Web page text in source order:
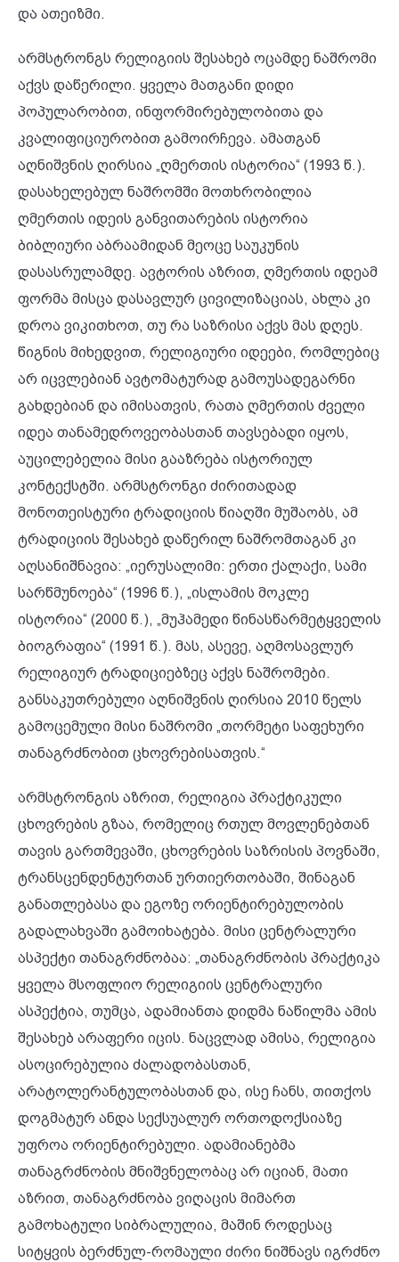
და ათეიზმი.
არმსტრონგს რელიგიის შესახებ ოცამდე ნაშრომი
აქვს დაწერილი. ყველა მათგანი დიდი
პოპულარობით, ინფორმირებულობითა და
კვალიფიციურობით გამოირჩევა. ამათგან
აღნიშვნის ღირსია „ღმერთის ისტორია“ (1993 წ.).
დასახელებულ ნაშრომში მოთხრობილია
ღმერთის იდეის განვითარების ისტორია
ბიბლიური აბრაამიდან მეოცე საუკუნის
დასასრულამდე. ავტორის აზრით, ღმერთის იდეამ
ფორმა მისცა დასავლურ ცივილიზაციას, ახლა კი
დროა ვიკითხოთ, თუ რა საზრისი აქვს მას დღეს.
წიგნის მიხედვით, რელიგიური იდეები, რომლებიც
არ იცვლებიან ავტომატურად გამოუსადეგარნი
გახდებიან და იმისათვის, რათა ღმერთის ძველი
იდეა თანამედროვეობასთან თავსებადი იყოს,
აუცილებელია მისი გააზრება ისტორიულ
კონტექსტში. არმსტრონგი ძირითადად
მონოთეისტური ტრადიციის წიაღში მუშაობს, ამ
ტრადიციის შესახებ დაწერილ ნაშრომთაგან კი
აღსანიშნავია: „იერუსალიმი: ერთი ქალაქი, სამი
სარწმუნოება“ (1996 წ.), „ისლამის მოკლე
ისტორია“ (2000 წ.), „მუჰამედი წინასწარმეტყველის
ბიოგრაფია“ (1991 წ.). მას, ასევე, აღმოსავლურ
რელიგიურ ტრადიციებზეც აქვს ნაშრომები.
განსაკუთრებული აღნიშვნის ღირსია 2010 წელს
გამოცემული მისი ნაშრომი „თორმეტი საფეხური
თანაგრძნობით ცხოვრებისათვის.“
არმსტრონგის აზრით, რელიგია პრაქტიკული
ცხოვრების გზაა, რომელიც რთულ მოვლენებთან
თავის გართმევაში, ცხოვრების საზრისის პოვნაში,
ტრანსცენდენტურთან ურთიერთობაში, შინაგან
განათლებასა და ეგოზე ორიენტირებულობის
გადალახვაში გამოიხატება. მისი ცენტრალური
ასპექტი თანაგრძნობაა: „თანაგრძნობის პრაქტიკა
ყველა მსოფლიო რელიგიის ცენტრალური
ასპექტია, თუმცა, ადამიანთა დიდმა ნაწილმა ამის
შესახებ არაფერი იცის. ნაცვლად ამისა, რელიგია
ასოცირებულია ძალადობასთან,
არატოლერანტულობასთან და, ისე ჩანს, თითქოს
დოგმატურ ანდა სექსუალურ ორთოდოქსიაზე
უფროა ორიენტირებული. ადამიანებმა
თანაგრძნობის მნიშვნელობაც არ იციან, მათი
აზრით, თანაგრძნობა ვიღაცის მიმართ
გამოხატული სიბრალულია, მაშინ როდესაც
სიტყვის ბერძნულ-რომაული ძირი ნიშნავს იგრძნო